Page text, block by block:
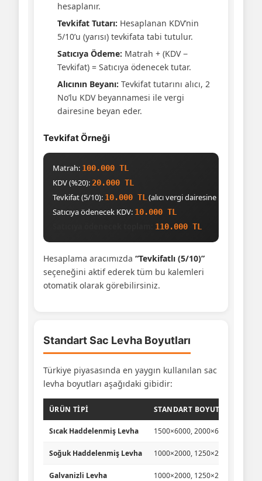
hesaplanır.
Tevkifat Tutarı: Hesaplanan KDV’nin
5/10’u (yarısı) tevkifata tabi tutulur.
Satıcıya Ödeme: Matrah + (KDV −
Tevkifat) = Satıcıya ödenecek tutar.
Alıcının Beyanı: Tevkifat tutarını alıcı, 2
No’lu KDV beyannamesi ile vergi
dairesine beyan eder.
Tevkifat Örneği
Matrah: 100.000 TL
KDV (%20):20.000 TL
Tevkifat (5/10): 10.000 TL(alıcı vergi dairesine beyan eder)
Satıcıya ödenecek KDV: 10.000 TL
110.000 TL
Hesaplama aracımızda “Tevkifatlı (5/10)”
seçeneğini aktif ederek tüm bu kalemleri
otomatik olarak görebilirsiniz.
Standart Sac Levha Boyutları
Türkiye piyasasında en yaygın kullanılan sac
levha boyutları aşağıdaki gibidir:
ÜRÜN TIPI STANDART BOYUTLAR (MM)
Sıcak Haddelenmiş Levha 1500×6000, 2000×6000
Soğuk Haddelenmiş Levha 1000×2000, 1250×2500
Galvanizli Levha 1000×2000, 1250×2500